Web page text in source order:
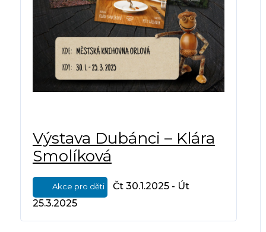
Výstava Dubánci – Klára
Smolíková
Akce pro děti
Čt 30.1.2025 - Út
25.3.2025